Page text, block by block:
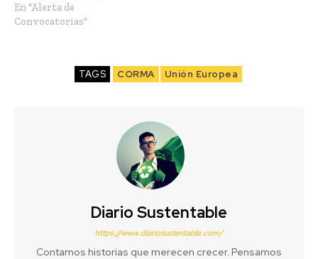
En "Alerta de
Convocatorias"
TAGS CORMA Unión Europea
Diario Sustentable
https://www.diariosustentable.com/
Contamos historias que merecen crecer. Pensamos